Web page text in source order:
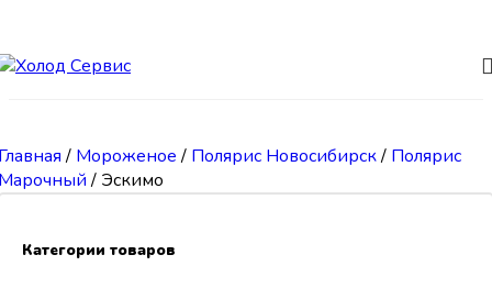
/ Мороженое/ Полярис Новосибирск/ Полярис
/ Эскимо
Категории товаров